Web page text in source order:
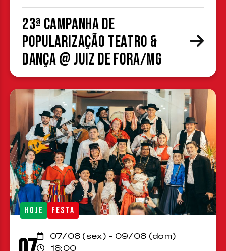
23ª Campanha de
Popularização Teatro &
Dança @ Juiz de Fora/MG
HOJE FESTA
07/08 (sex) - 09/08 (dom)
18:00